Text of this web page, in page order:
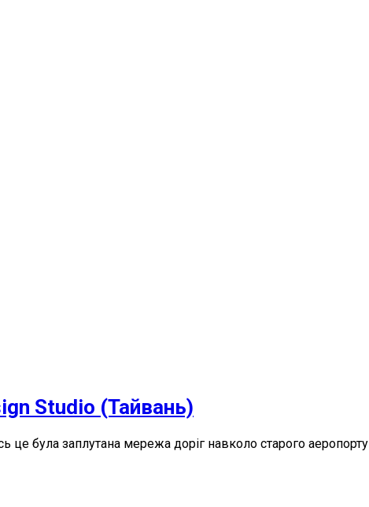
Studio (Тайвань)
це була заплутана мережа доріг навколо старого